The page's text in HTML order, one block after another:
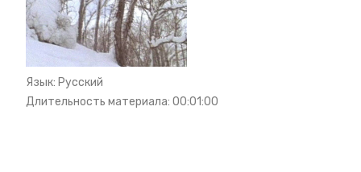
Язык: Русский
Длительность материала: 00:01:00